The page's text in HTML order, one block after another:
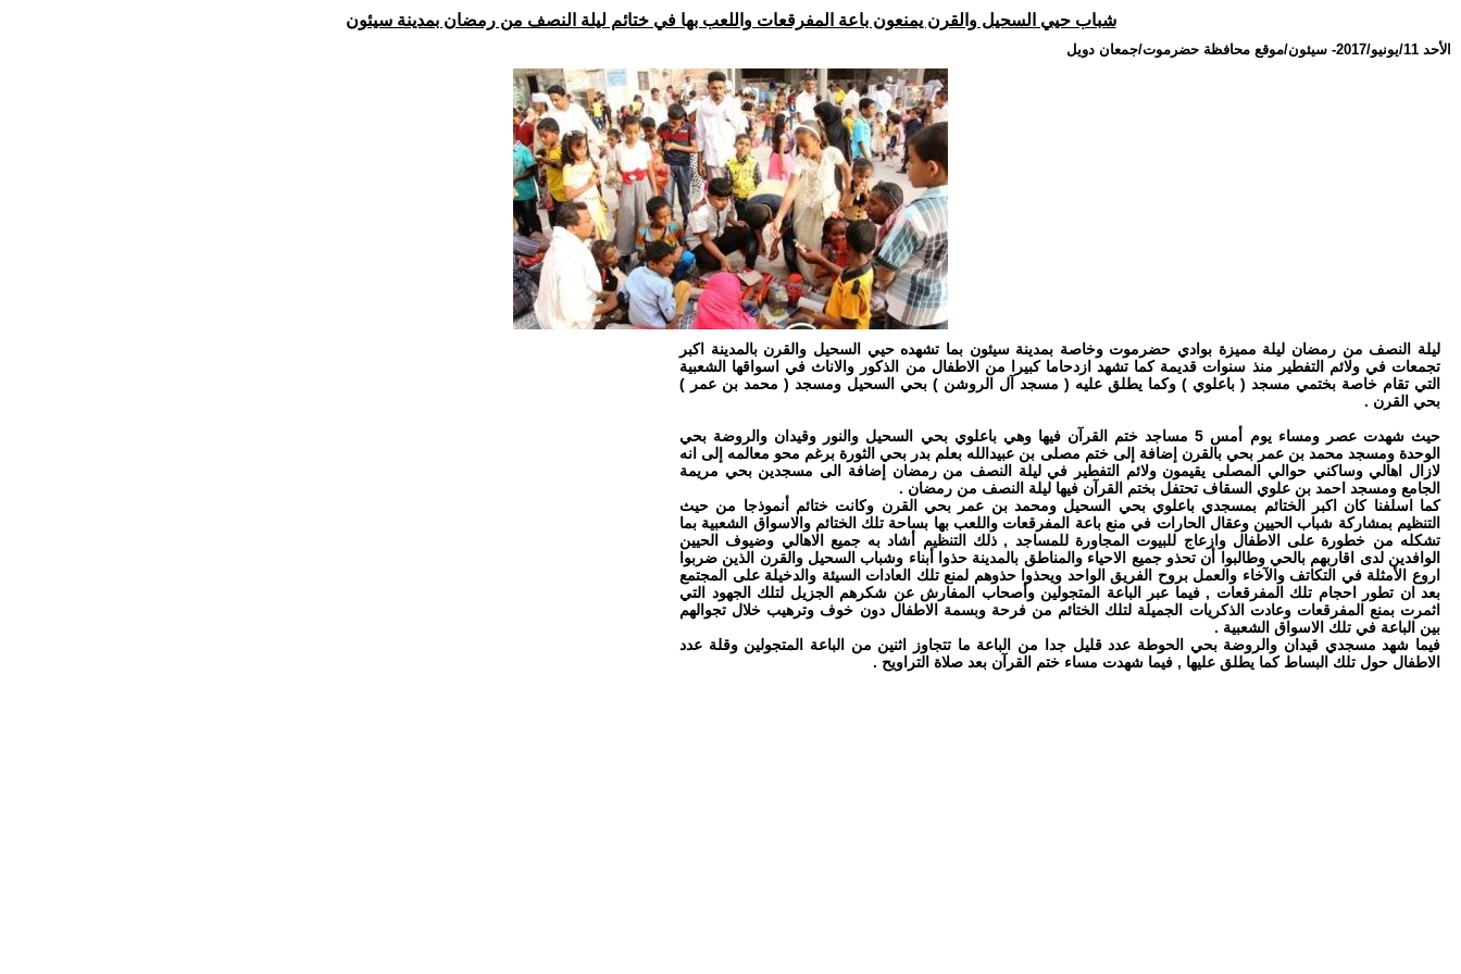
شباب حيي السحيل والقرن يمنعون باعة المفرقعات واللعب بها في ختائم ليلة النصف من رمضان بمدينة سيئون
الأحد 11/يونيو/2017 - سيئون/موقع محافظة حضرموت/جمعان دويل
ليلة النصف من رمضان ليلة مميزة بوادي حضرموت وخاصة بمدينة سيئون بما تشهده حيي السحيل والقرن بالمدينة اكبر
تجمعات في ولائم التفطير منذ سنوات قديمة كما تشهد ازدحاما كبيرا من الاطفال من الذكور والاناث في اسواقها الشعبية
التي تقام خاصة بختمي مسجد ( باعلوي ) وكما يطلق عليه ( مسجد آل الروشن ) بحي السحيل ومسجد ( محمد بن عمر )
بحي القرن .
حيث شهدت عصر ومساء يوم أمس 5 مساجد ختم القرآن فيها وهي باعلوي بحي السحيل والنور وقيدان والروضة بحي
الوحدة ومسجد محمد بن عمر بحي بالقرن إضافة إلى ختم مصلى بن عبيدالله بعلم بدر بحي الثورة برغم محو معالمه إلى انه
لازال اهالي وساكني حوالي المصلى يقيمون ولائم التفطير في ليلة النصف من رمضان إضافة الى مسجدين بحي مريمة
الجامع ومسجد احمد بن علوي السقاف تحتفل بختم القرآن فيها ليلة النصف من رمضان .
كما اسلفنا كان اكبر الختائم بمسجدي باعلوي بحي السحيل ومحمد بن عمر بحي القرن وكانت ختائم أنموذجا من حيث
التنظيم بمشاركة شباب الحيين وعقال الحارات في منع باعة المفرقعات واللعب بها بساحة تلك الختائم والاسواق الشعبية بما
تشكله من خطورة على الاطفال وازعاج للبيوت المجاورة للمساجد , ذلك التنظيم أشاد به جميع الاهالي وضيوف الحيين
الوافدين لدى اقاربهم بالحي وطالبوا أن تحذو جميع الاحياء والمناطق بالمدينة حذوا أبناء وشباب السحيل والقرن الذين ضربوا
اروع الأمثلة في التكاتف والآخاء والعمل بروح الفريق الواحد ويحذوا حذوهم لمنع تلك العادات السيئة والدخيلة على المجتمع
بعد ان تطور احجام تلك المفرقعات , فيما عبر الباعة المتجولين وأصحاب المفارش عن شكرهم الجزيل لتلك الجهود التي
اثمرت بمنع المفرقعات وعادت الذكريات الجميلة لتلك الختائم من فرحة وبسمة الاطفال دون خوف وترهيب خلال تجوالهم
بين الباعة في تلك الاسواق الشعبية .
فيما شهد مسجدي قيدان والروضة بحي الحوطة عدد قليل جدا من الباعة ما تتجاوز اثنين من الباعة المتجولين وقلة عدد
الاطفال حول تلك البساط كما يطلق عليها , فيما شهدت مساء ختم القرآن بعد صلاة التراويح .